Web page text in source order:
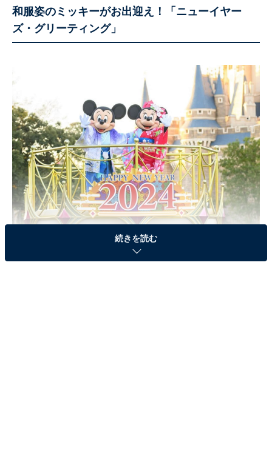
和服姿のミッキーがお出迎え！「ニューイヤー
ズ・グリーティング」
続きを読む